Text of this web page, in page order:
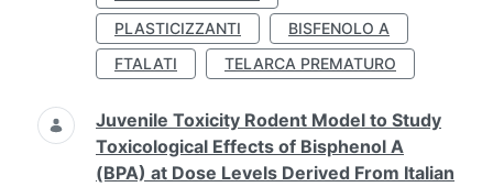
PLASTICIZZANTI
BISFENOLO A
FTALATI
TELARCA PREMATURO
Juvenile Toxicity Rodent Model to Study
Toxicological Effects of Bisphenol A
(BPA) at Dose Levels Derived From Italian